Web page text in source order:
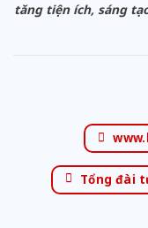
tăng tiện ích, sáng
Tổng đài